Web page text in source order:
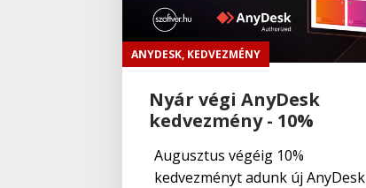
ANYDESK, KEDVEZMÉNY
Nyár végi AnyDesk
kedvezmény - 10%
Augusztus végéig 10%
kedvezményt adunk új AnyDesk